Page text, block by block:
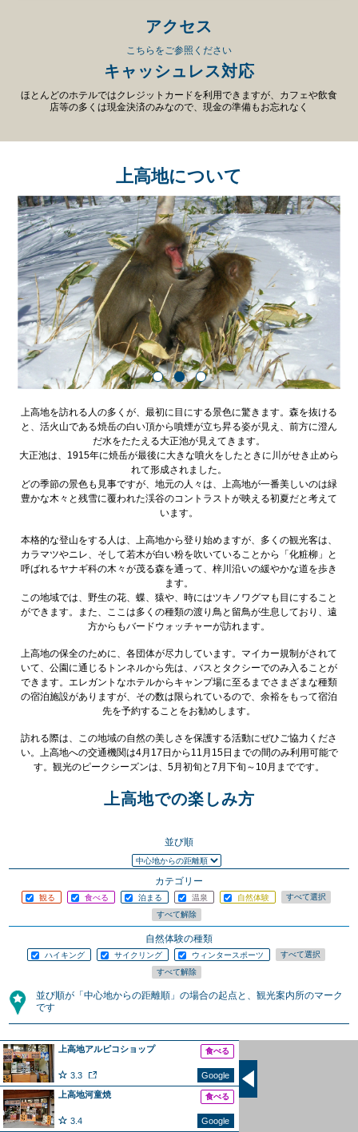
アクセス
こちらをご参照ください
キャッシュレス対応
ほとんどのホテルではクレジットカードを利用できますが、カフェや飲食
店等の多くは現金決済のみなので、現金の準備もお忘れなく
上高地について
上高地を訪れる人の多くが、最初に目にする景色に驚きます。森を抜ける
と、活火山である焼岳の白い頂から噴煙が立ち昇る姿が見え、前方に澄ん
だ水をたたえる大正池が見えてきます。
大正池は、1915年に焼岳が最後に大きな噴火をしたときに川がせき止めら
れて形成されました。
どの季節の景色も見事ですが、地元の人々は、上高地が一番美しいのは緑
豊かな木々と残雪に覆われた渓谷のコントラストが映える初夏だと考えて
います。
本格的な登山をする人は、上高地から登り始めますが、多くの観光客は、
カラマツやニレ、そして若木が白い粉を吹いていることから「化粧柳」と
呼ばれるヤナギ科の木々が茂る森を通って、梓川沿いの緩やかな道を歩き
ます。
この地域では、野生の花、蝶、猿や、時にはツキノワグマも目にすること
ができます。また、ここは多くの種類の渡り鳥と留鳥が生息しており、遠
方からもバードウォッチャーが訪れます。
上高地の保全のために、各団体が尽力しています。マイカー規制がされて
いて、公園に通じるトンネルから先は、バスとタクシーでのみ入ることが
できます。エレガントなホテルからキャンプ場に至るまでさまざまな種類
の宿泊施設がありますが、その数は限られているので、余裕をもって宿泊
先を予約することをお勧めします。
訪れる際は、この地域の自然の美しさを保護する活動にぜひご協力くださ
い。上高地への交通機関は4月17日から11月15日までの間のみ利用可能で
す。観光のピークシーズンは、5月初旬と7月下旬～10月までです。
上高地での楽しみ方
並び順が「中心地からの距離順」の場合の起点と、観光案内所のマーク
です
並び順
カテゴリー
観る 食べる 泊まる 温泉 自然体験
自然体験の種類
ハイキング サイクリング ウィンタースポーツ
食べる
上高地アルピコショップ
3.3 Google
食べる
上高地河童焼
3.4 Google